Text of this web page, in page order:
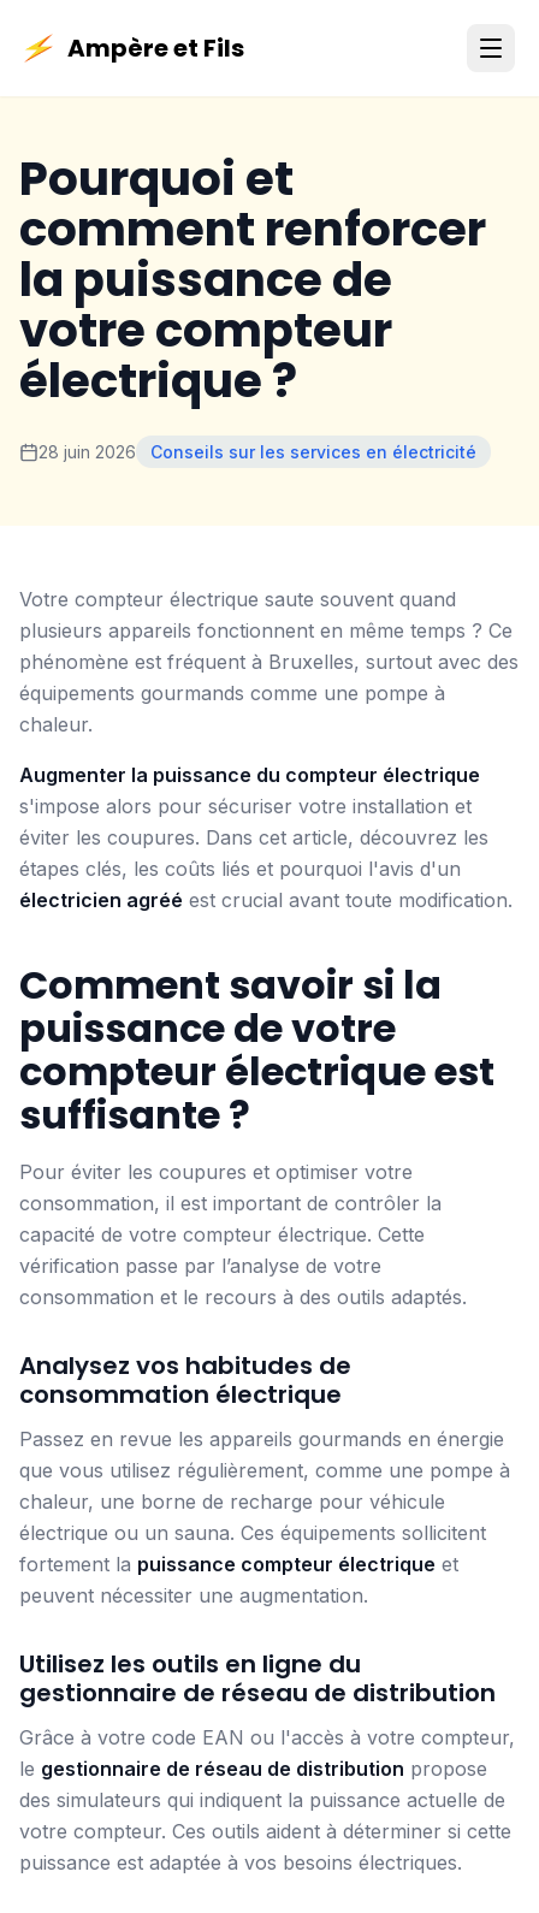
Ampère et Fils
Pourquoi et
comment renforcer
la puissance de
votre compteur
électrique ?
28 juin 2026 Conseils sur les services en électricité
Votre compteur électrique saute souvent quand
plusieurs appareils fonctionnent en même temps ? Ce
phénomène est fréquent à Bruxelles, surtout avec des
équipements gourmands comme une pompe à
chaleur.
Augmenter la puissance du compteur électrique
s'impose alors pour sécuriser votre installation et
éviter les coupures. Dans cet article, découvrez les
étapes clés, les coûts liés et pourquoi l'avis d'un
électricien agréé est crucial avant toute modification.
Comment savoir si la
puissance de votre
compteur électrique est
suffisante ?
Pour éviter les coupures et optimiser votre
consommation, il est important de contrôler la
capacité de votre compteur électrique. Cette
vérification passe par l’analyse de votre
consommation et le recours à des outils adaptés.
Analysez vos habitudes de
consommation électrique
Passez en revue les appareils gourmands en énergie
que vous utilisez régulièrement, comme une pompe à
chaleur, une borne de recharge pour véhicule
électrique ou un sauna. Ces équipements sollicitent
fortement la puissance compteur électrique et
peuvent nécessiter une augmentation.
Utilisez les outils en ligne du
gestionnaire de réseau de distribution
Grâce à votre code EAN ou l'accès à votre compteur,
le gestionnaire de réseau de distribution propose
des simulateurs qui indiquent la puissance actuelle de
votre compteur. Ces outils aident à déterminer si cette
puissance est adaptée à vos besoins électriques.